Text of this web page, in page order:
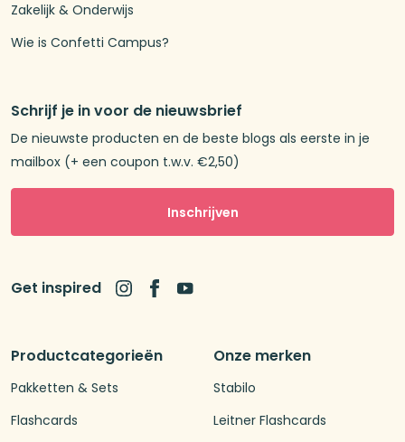
Productcategorieën
Pakketten & Sets
Flashcards
Onze merken
Stabilo
Leitner Flashcards
Zakelijk & Onderwijs
Wie is Confetti Campus?
Schrijf je in voor de nieuwsbrief
De nieuwste producten en de beste blogs als eerste in je
mailbox (+ een coupon t.w.v. €2,50)
Inschrijven
Get inspired